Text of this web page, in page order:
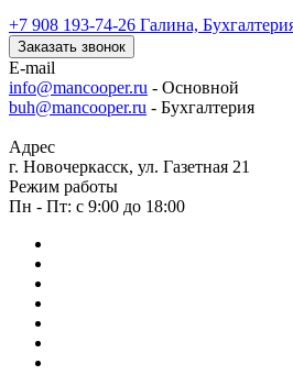
+7 908 193-74-26 Галина,
Заказать звонок
E-mail
info@mancooper.ru - Основной
buh@mancooper.ru - Бухгалтерия
Адрес
г. Новочеркасск, ул. Газетная 21
Режим работы
Пн - Пт: с 9:00 до 18:00